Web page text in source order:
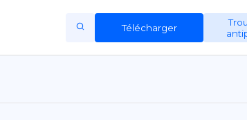
Télécharger